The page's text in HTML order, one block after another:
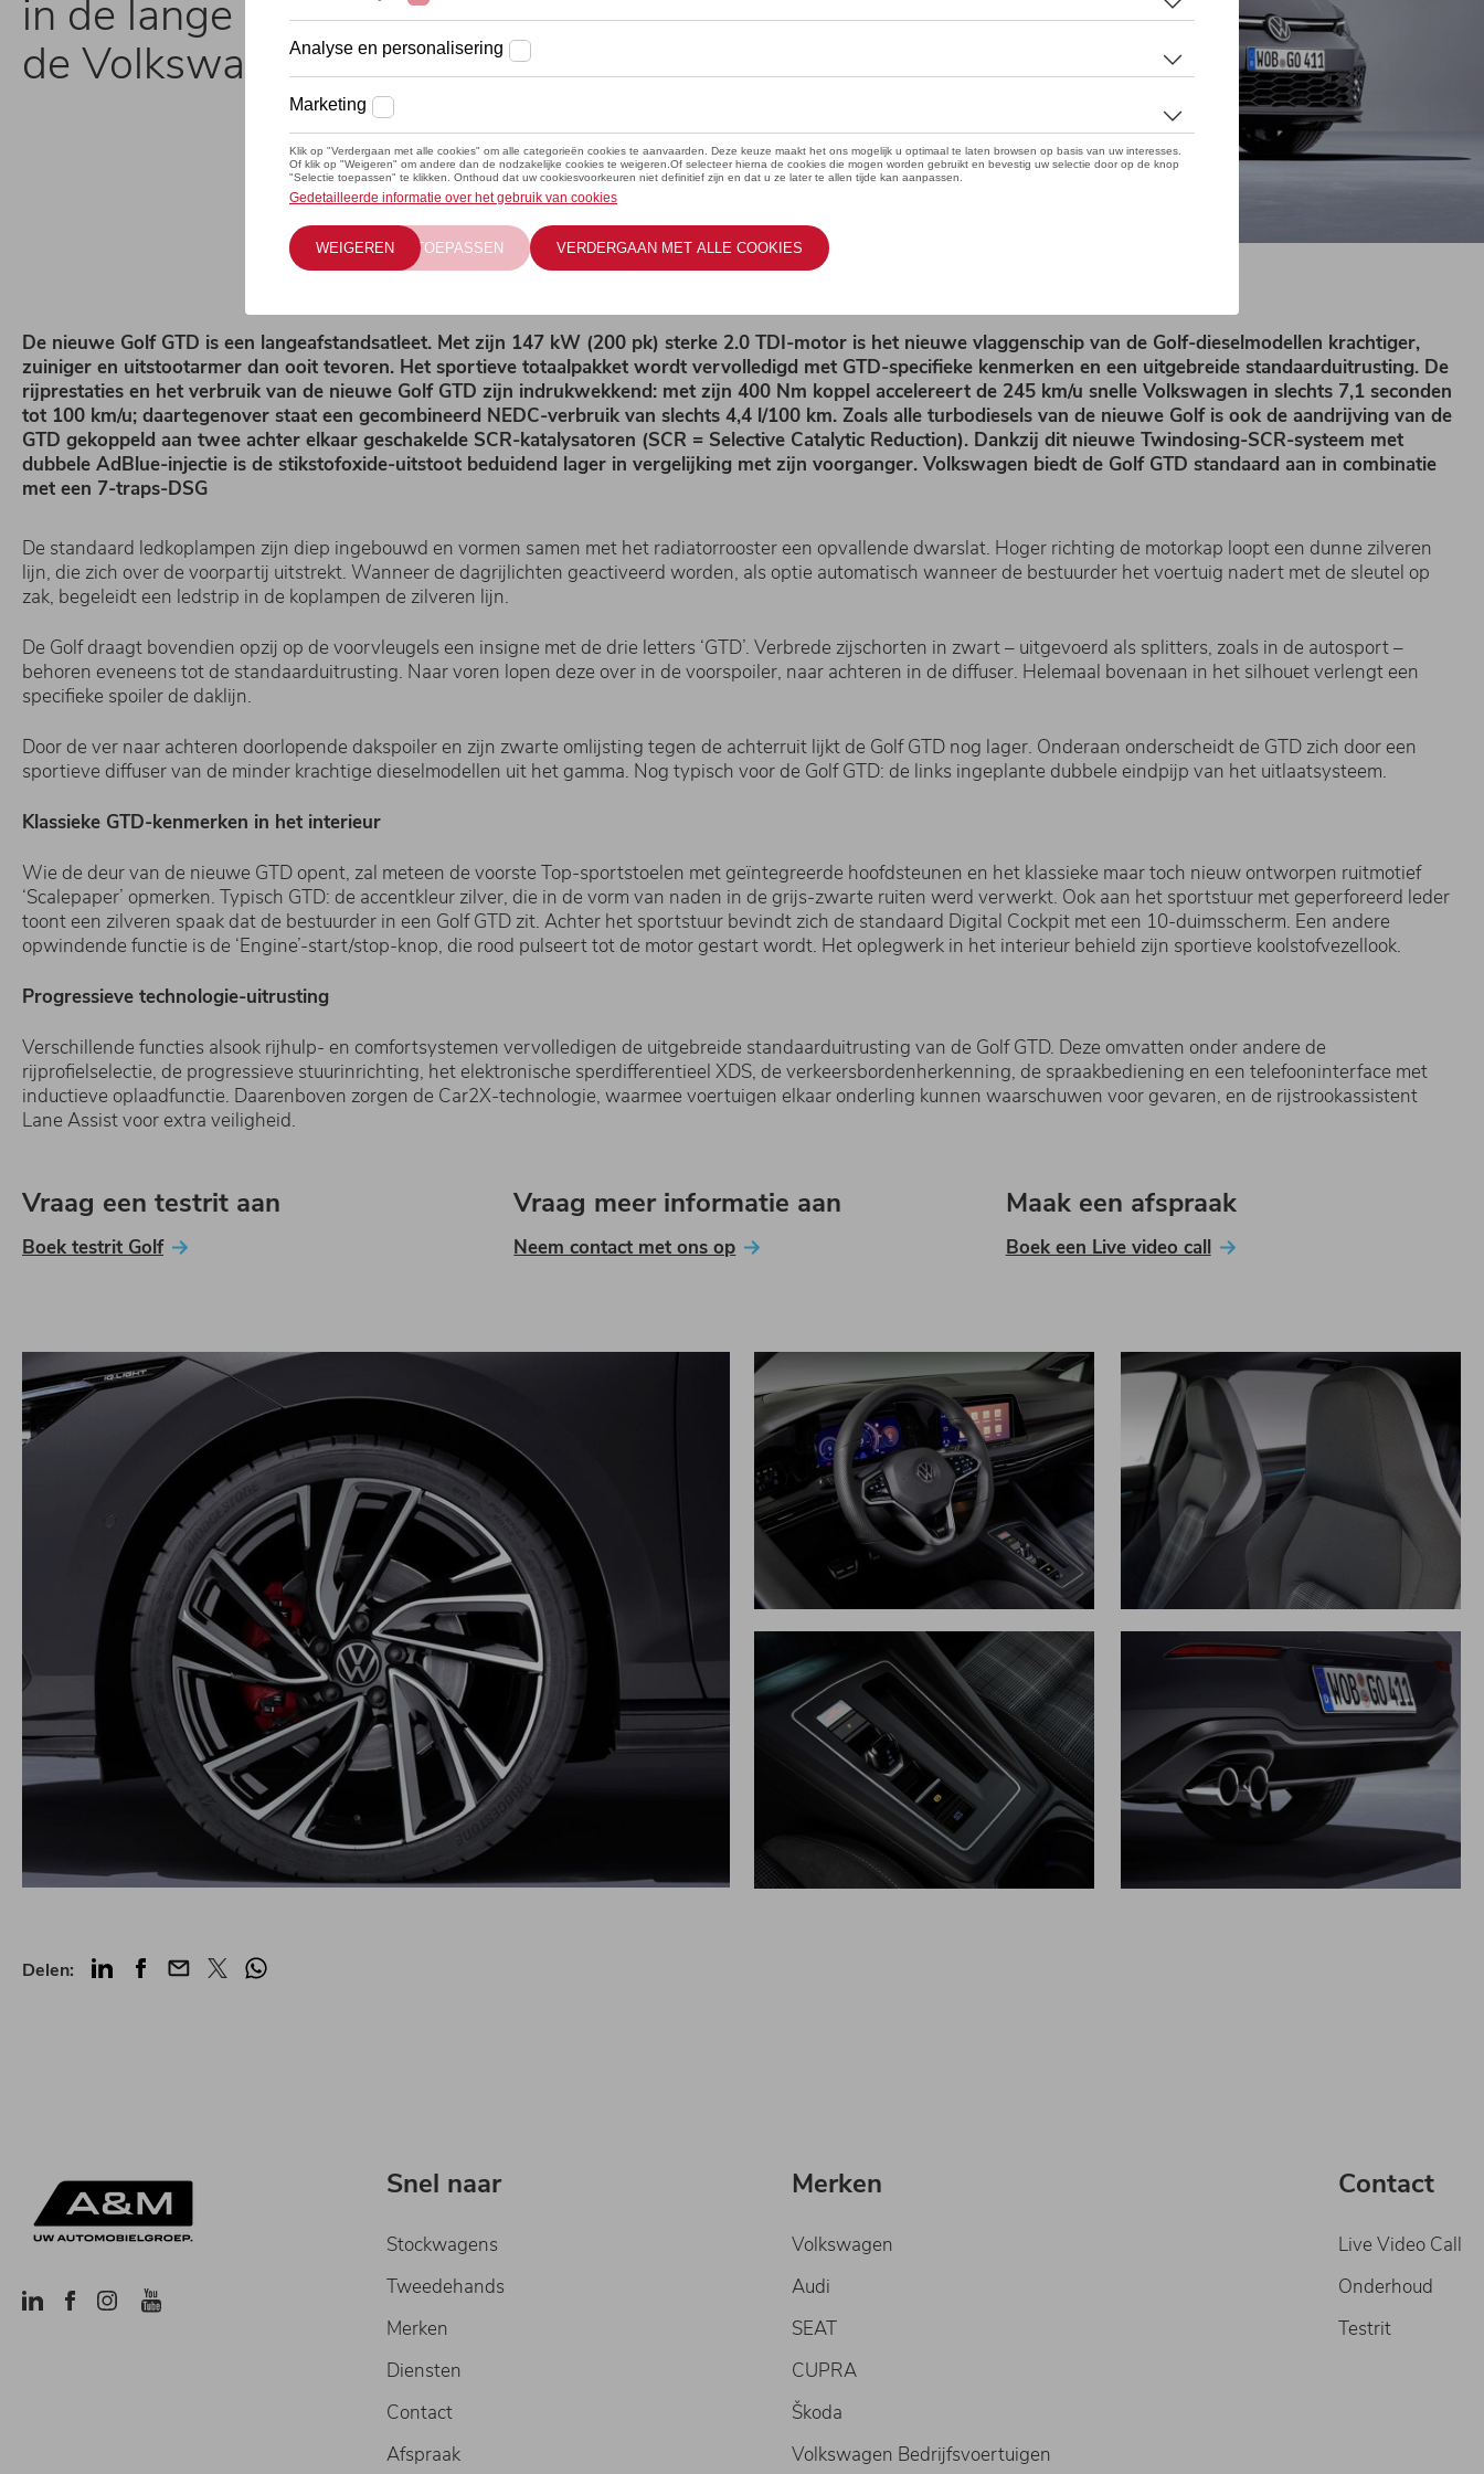
in de lange geschiedenis van
de Volkswagen-bestseller
De nieuwe Golf GTD is een langeafstandsatleet. Met zijn 147 kW (200 pk) sterke 2.0 TDI-motor is het nieuwe vlaggenschip van de Golf-dieselmodellen krachtiger,
zuiniger en uitstootarmer dan ooit tevoren. Het sportieve totaalpakket wordt vervolledigd met GTD-specifieke kenmerken en een uitgebreide standaarduitrusting. De
rijprestaties en het verbruik van de nieuwe Golf GTD zijn indrukwekkend: met zijn 400 Nm koppel accelereert de 245 km/u snelle Volkswagen in slechts 7,1 seconden
tot 100 km/u; daartegenover staat een gecombineerd NEDC-verbruik van slechts 4,4 l/100 km. Zoals alle turbodiesels van de nieuwe Golf is ook de aandrijving van de
GTD gekoppeld aan twee achter elkaar geschakelde SCR-katalysatoren (SCR = Selective Catalytic Reduction). Dankzij dit nieuwe Twindosing-SCR-systeem met
dubbele AdBlue-injectie is de stikstofoxide-uitstoot beduidend lager in vergelijking met zijn voorganger. Volkswagen biedt de Golf GTD standaard aan in combinatie
met een 7-traps-DSG
De standaard ledkoplampen zijn diep ingebouwd en vormen samen met het radiatorrooster een opvallende dwarslat. Hoger richting de motorkap loopt een dunne zilveren
lijn, die zich over de voorpartij uitstrekt. Wanneer de dagrijlichten geactiveerd worden, als optie automatisch wanneer de bestuurder het voertuig nadert met de sleutel op
zak, begeleidt een ledstrip in de koplampen de zilveren lijn.
De Golf draagt bovendien opzij op de voorvleugels een insigne met de drie letters ‘GTD’. Verbrede zijschorten in zwart – uitgevoerd als splitters, zoals in de autosport –
behoren eveneens tot de standaarduitrusting. Naar voren lopen deze over in de voorspoiler, naar achteren in de diffuser. Helemaal bovenaan in het silhouet verlengt een
specifieke spoiler de daklijn.
Door de ver naar achteren doorlopende dakspoiler en zijn zwarte omlijsting tegen de achterruit lijkt de Golf GTD nog lager. Onderaan onderscheidt de GTD zich door een
sportieve diffuser van de minder krachtige dieselmodellen uit het gamma. Nog typisch voor de Golf GTD: de links ingeplante dubbele eindpijp van het uitlaatsysteem.
Klassieke GTD-kenmerken in het interieur
Wie de deur van de nieuwe GTD opent, zal meteen de voorste Top-sportstoelen met geïntegreerde hoofdsteunen en het klassieke maar toch nieuw ontworpen ruitmotief
‘Scalepaper’ opmerken. Typisch GTD: de accentkleur zilver, die in de vorm van naden in de grijs-zwarte ruiten werd verwerkt. Ook aan het sportstuur met geperforeerd leder
toont een zilveren spaak dat de bestuurder in een Golf GTD zit. Achter het sportstuur bevindt zich de standaard Digital Cockpit met een 10-duimsscherm. Een andere
opwindende functie is de ‘Engine’-start/stop-knop, die rood pulseert tot de motor gestart wordt. Het oplegwerk in het interieur behield zijn sportieve koolstofvezellook.
Progressieve technologie-uitrusting
Verschillende functies alsook rijhulp- en comfortsystemen vervolledigen de uitgebreide standaarduitrusting van de Golf GTD. Deze omvatten onder andere de
rijprofielselectie, de progressieve stuurinrichting, het elektronische sperdifferentieel XDS, de verkeersbordenherkenning, de spraakbediening en een telefooninterface met
inductieve oplaadfunctie. Daarenboven zorgen de Car2X-technologie, waarmee voertuigen elkaar onderling kunnen waarschuwen voor gevaren, en de rijstrookassistent
Lane Assist voor extra veiligheid.
Vraag een testrit aan
Boek testrit Golf
Vraag meer informatie aan
Neem contact met ons op
Maak een afspraak
Boek een Live video call
Delen: LinkedInFacebook
Mail TwitterWhatsapp
Snel naar
Stockwagens
Tweedehands
Merken
Diensten
Contact
Afspraak
Merken
Volkswagen
Audi
SEAT
CUPRA
Škoda
Volkswagen Bedrijfsvoertuigen
Contact
Live Video Call
Onderhoud
Testrit